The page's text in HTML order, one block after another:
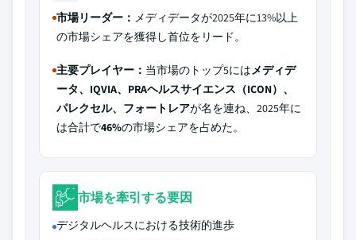
市場リーダー： メディデータが2025年に13%以上
の市場シェアを獲得し首位をリード。
主要プレイヤー： 当市場のトップ5にはメディデ
ータ、IQVIA、PRAヘルスサイエンス（ICON）、
パレクセル、フォートレアが名を連ね、2025年に
は合計で46%の市場シェアを占めた。
市場を牽引する要因
デジタルヘルスにおける技術的進歩